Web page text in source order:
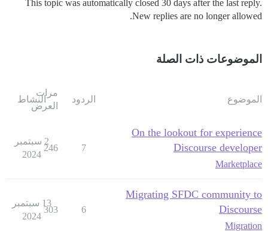
This topic was automatically closed 30 days after the last reply.
New replies are no longer allowed.
الموضوعات ذات الصلة
الموضوع الردود
مرات
العرض
النشاط
On the lookout for experience
Discourse developer
Marketplace
7
246
2 سبتمبر
2024
Migrating SFDC community to
Discourse
Migration
6
303
13 سبتمبر
2024